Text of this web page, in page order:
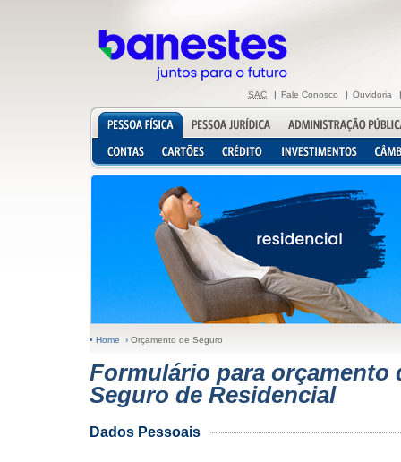
SAC | Fale Conosco | Ouvidoria |
• Home › Orçamento de Seguro
Formulário para orçamento
Seguro de Residencial
Dados Pessoais